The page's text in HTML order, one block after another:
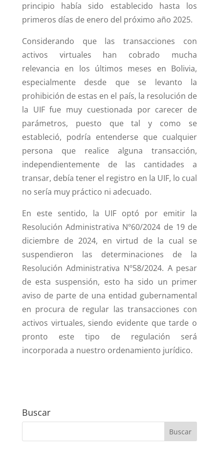
principio había sido establecido hasta los
primeros días de enero del próximo año 2025.
Considerando que las transacciones con
activos virtuales han cobrado mucha
relevancia en los últimos meses en Bolivia,
especialmente desde que se levanto la
prohibición de estas en el país, la resolución de
la UIF fue muy cuestionada por carecer de
parámetros, puesto que tal y como se
estableció, podría entenderse que cualquier
persona que realice alguna transacción,
independientemente de las cantidades a
transar, debía tener el registro en la UIF, lo cual
no sería muy práctico ni adecuado.
En este sentido, la UIF optó por emitir la
Resolución Administrativa Nº60/2024 de 19 de
diciembre de 2024, en virtud de la cual se
suspendieron las determinaciones de la
Resolución Administrativa Nº58/2024. A pesar
de esta suspensión, esto ha sido un primer
aviso de parte de una entidad gubernamental
en procura de regular las transacciones con
activos virtuales, siendo evidente que tarde o
pronto este tipo de regulación será
incorporada a nuestro ordenamiento jurídico.
Buscar